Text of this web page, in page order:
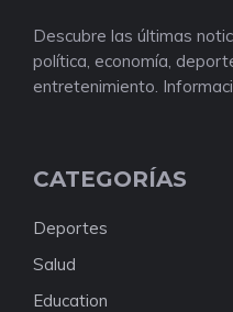
Descubre las últimas
política, economía,
entretenimiento.
CATEGORÍAS
Deportes
Salud
Education